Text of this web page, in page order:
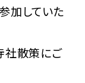
加していた
社散策にご